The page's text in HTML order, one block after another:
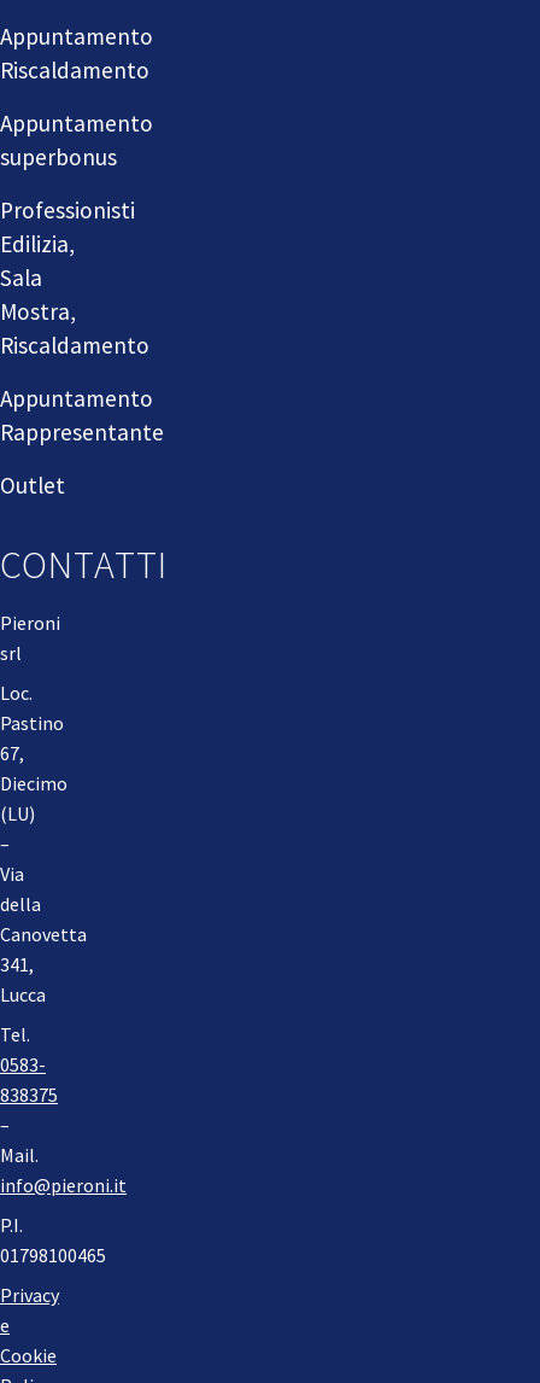
Appuntamento
Riscaldamento
Appuntamento
superbonus
Professionisti
Edilizia,
Sala
Mostra,
Riscaldamento
Appuntamento
Rappresentante
Outlet
CONTATTI
Pieroni
srl
Loc.
Pastino
67,
Diecimo
(LU)
–
Via
della
Canovetta
341,
Lucca
Tel.
0583-
838375
–
Mail.
info@pieroni.it
P.I.
01798100465
Privacy
e
Cookie